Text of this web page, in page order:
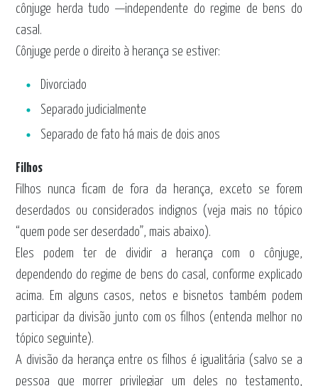
cônjuge herda tudo —independente do regime de bens do
casal.
Cônjuge perde o direito à herança se estiver:
Divorciado
Separado judicialmente
Separado de fato há mais de dois anos
Filhos
Filhos nunca ficam de fora da herança, exceto se forem
deserdados ou considerados indignos (veja mais no tópico
“quem pode ser deserdado”, mais abaixo).
Eles podem ter de dividir a herança com o cônjuge,
dependendo do regime de bens do casal, conforme explicado
acima. Em alguns casos, netos e bisnetos também podem
participar da divisão junto com os filhos (entenda melhor no
tópico seguinte).
A divisão da herança entre os filhos é igualitária (salvo se a
pessoa que morrer privilegiar um deles no testamento,